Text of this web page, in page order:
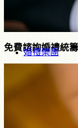
婚禮樂團
免費諮詢婚禮統